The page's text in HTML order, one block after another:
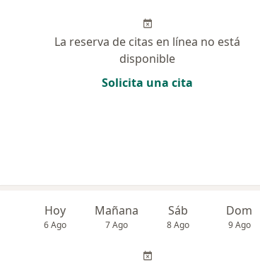
La reserva de citas en línea no está
disponible
Solicita una cita
Hoy
6 Ago
Mañana
7 Ago
Sáb
8 Ago
Dom
9 Ago